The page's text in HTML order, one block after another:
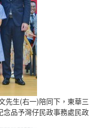
先生(右一)陪同下，東華三
品予灣仔民政事務處民政